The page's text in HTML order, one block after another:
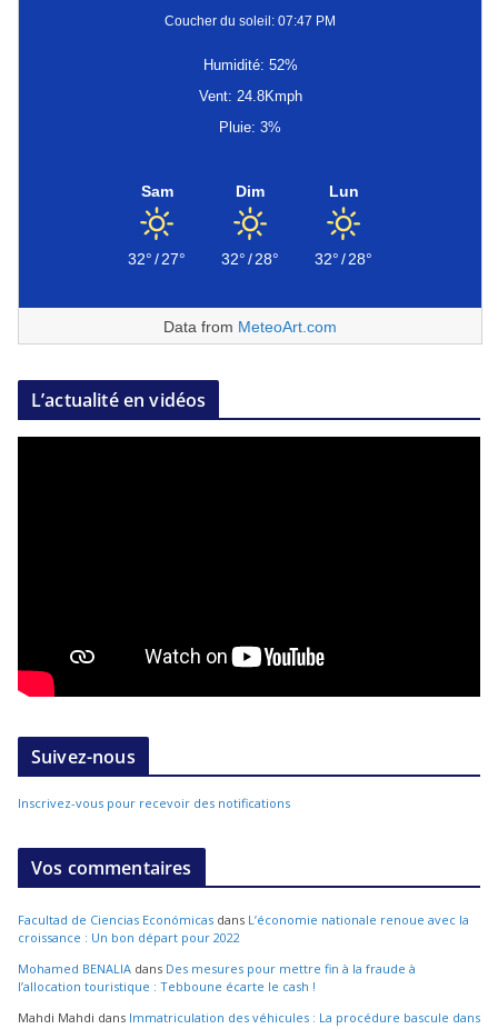
Coucher du soleil: 07:47 PM
Humidité: 52%
Vent: 24.8Kmph
Pluie: 3%
Sam
32°/27°
Dim
32°/28°
Lun
32°/28°
Data from MeteoArt.com
L’actualité en vidéos
Suivez-nous
Inscrivez-vous pour recevoir des notifications
Vos commentaires
Facultad de Ciencias Económicas dans L’économie nationale renoue avec la
croissance : Un bon départ pour 2022
Mohamed BENALIA dans Des mesures pour mettre fin à la fraude à
l’allocation touristique : Tebboune écarte le cash !
Mahdi Mahdi dans Immatriculation des véhicules : La procédure bascule dans